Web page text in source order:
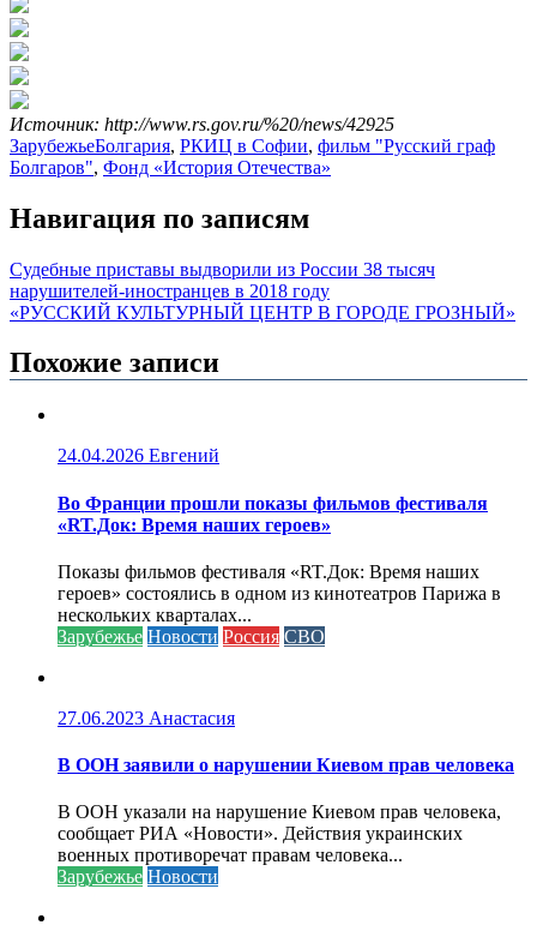
Источник: http://www.rs.gov.ru/%20/news/42925
ЗарубежьеБолгария, РКИЦ в Софии, фильм "Русский граф
Болгаров", Фонд «История Отечества»
Навигация по записям
Судебные приставы выдворили из России 38 тысяч
нарушителей-иностранцев в 2018 году
«РУССКИЙ КУЛЬТУРНЫЙ ЦЕНТР В ГОРОДЕ ГРОЗНЫЙ»
Похожие записи
24.04.2026 Евгений
Во Франции прошли показы фильмов фестиваля
«RT.Док: Время наших героев»
Показы фильмов фестиваля «RT.Док: Время наших
героев» состоялись в одном из кинотеатров Парижа в
нескольких кварталах...
Зарубежье Новости Россия СВО
27.06.2023 Анастасия
В ООН заявили о нарушении Киевом прав человека
В ООН указали на нарушение Киевом прав человека,
сообщает РИА «Новости». Действия украинских
военных противоречат правам человека...
Зарубежье Новости